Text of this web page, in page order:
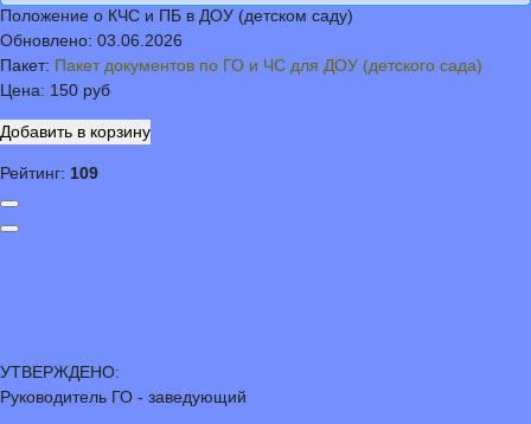
Положение о КЧС и ПБ в ДОУ (детском саду)
Обновлено: 03.06.2026
Пакет: Пакет документов по ГО и ЧС для ДОУ (детского сада)
Цена: 150 руб
Рейтинг: 109
УТВЕРЖДЕНО:
Руководитель ГО - заведующий